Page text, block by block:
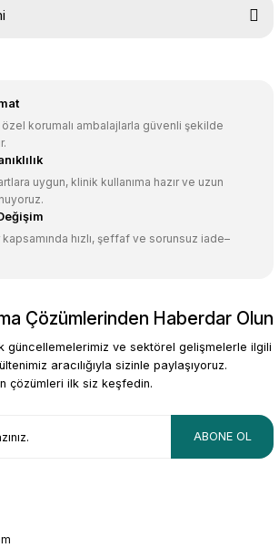
noktaları öneri formunu kullanarak
bozuk veya görüntülenemiyor.
eksik bilgiler bulunuyor.
bulunuyor.
daha pahalı.
alternatifler olmalı.
Gönder
özel korumalı ambalajlarla güvenli şekilde
uygun, klinik kullanıma hazır ve uzun
hızlı, şeffaf ve sorunsuz iade–
Çözümlerinden Haberdar Olun
güncellemelerimiz ve sektörel gelişmelerle ilgili
aracılığıyla sizinle paylaşıyoruz.
çözümleri ilk siz keşfedin.
ABONE OL